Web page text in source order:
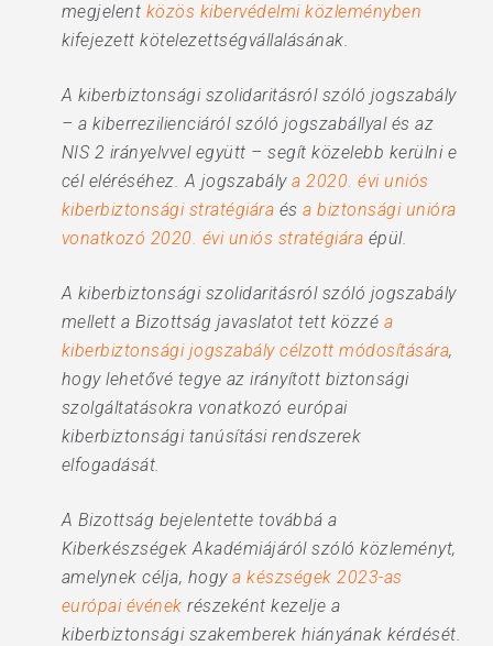
megjelent közös kibervédelmi közleményben
kifejezett kötelezettségvállalásának.
A kiberbiztonsági szolidaritásról szóló jogszabály
– a kiberrezilienciáról szóló jogszabállyal és az
NIS 2 irányelvvel együtt – segít közelebb kerülni e
cél eléréséhez. A jogszabálya 2020. évi uniós
kiberbiztonsági stratégiára ésa biztonsági unióra
vonatkozó 2020. évi uniós stratégiára épül.
A kiberbiztonsági szolidaritásról szóló jogszabály
mellett a Bizottság javaslatot tett közzé a
kiberbiztonsági jogszabály célzott módosítására,
hogy lehetővé tegye az irányított biztonsági
szolgáltatásokra vonatkozó európai
kiberbiztonsági tanúsítási rendszerek
elfogadását.
A Bizottság bejelentette továbbá a
Kiberkészségek Akadémiájáról szóló közleményt,
amelynek célja, hogya készségek 2023-as
európai évének részeként kezelje a
kiberbiztonsági szakemberek hiányának kérdését.